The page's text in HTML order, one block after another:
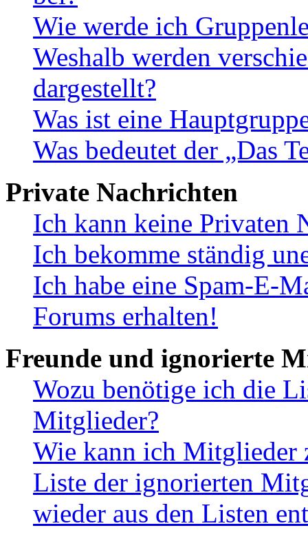
Wie werde ich
Weshalb werden
dargestellt?
Was ist eine
Was bedeutet der „Das
Private Nachrichten
Ich kann keine Privaten
Ich bekomme ständig
Ich habe eine Spam-E-
Forums erhalten!
Freunde und ignorierte
Wozu benötige ich die
Mitglieder?
Wie kann ich Mitglieder
Liste der ignorierten
wieder aus den Listen